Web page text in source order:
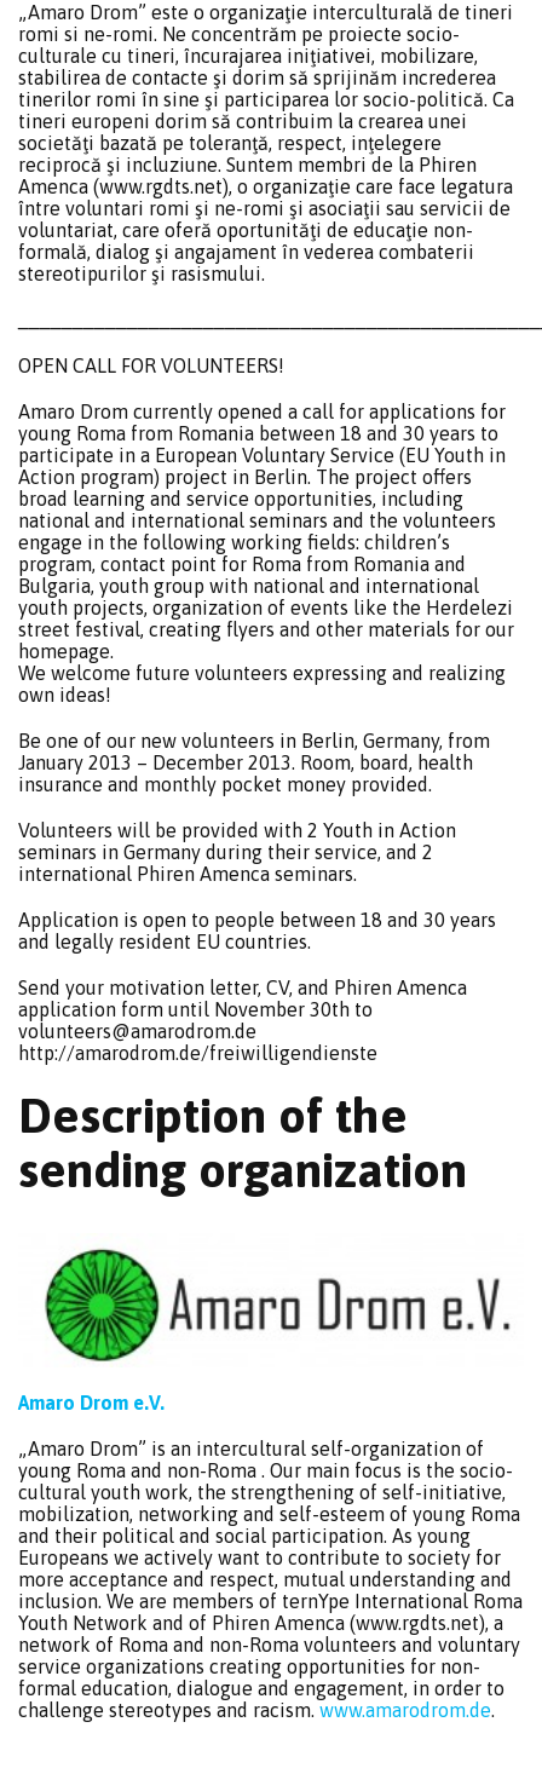
„Amaro Drom” este o organizaţie interculturală de tineri
romi si ne-romi. Ne concentrăm pe proiecte socio-
culturale cu tineri, încurajarea iniţiativei, mobilizare,
stabilirea de contacte şi dorim să sprijinăm increderea
tinerilor romi în sine şi participarea lor socio-politică. Ca
tineri europeni dorim să contribuim la crearea unei
societăţi bazată pe toleranţă, respect, inţelegere
reciprocă şi incluziune. Suntem membri de la Phiren
Amenca (www.rgdts.net), o organizaţie care face legatura
între voluntari romi şi ne-romi şi asociaţii sau servicii de
voluntariat, care oferă oportunităţi de educaţie non-
formală, dialog şi angajament în vederea combaterii
stereotipurilor şi rasismului.
OPEN CALL FOR VOLUNTEERS!
Amaro Drom currently opened a call for applications for
young Roma from Romania between 18 and 30 years to
participate in a European Voluntary Service (EU Youth in
Action program) project in Berlin. The project offers
broad learning and service opportunities, including
national and international seminars and the volunteers
engage in the following working fields: children’s
program, contact point for Roma from Romania and
Bulgaria, youth group with national and international
youth projects, organization of events like the Herdelezi
street festival, creating flyers and other materials for our
homepage.
We welcome future volunteers expressing and realizing
own ideas!
Be one of our new volunteers in Berlin, Germany, from
January 2013 – December 2013. Room, board, health
insurance and monthly pocket money provided.
Volunteers will be provided with 2 Youth in Action
seminars in Germany during their service, and 2
international Phiren Amenca seminars.
Application is open to people between 18 and 30 years
and legally resident EU countries.
Send your motivation letter, CV, and Phiren Amenca
application form until November 30th to
volunteers@amarodrom.de
http://amarodrom.de/freiwilligendienste
Description of the
sending organization
Amaro Drom e.V.
„Amaro Drom” is an intercultural self-organization of
young Roma and non-Roma . Our main focus is the socio-
cultural youth work, the strengthening of self-initiative,
mobilization, networking and self-esteem of young Roma
and their political and social participation. As young
Europeans we actively want to contribute to society for
more acceptance and respect, mutual understanding and
inclusion. We are members of ternYpe International Roma
Youth Network and of Phiren Amenca (www.rgdts.net), a
network of Roma and non-Roma volunteers and voluntary
service organizations creating opportunities for non-
formal education, dialogue and engagement, in order to
challenge stereotypes and racism. www.amarodrom.de.